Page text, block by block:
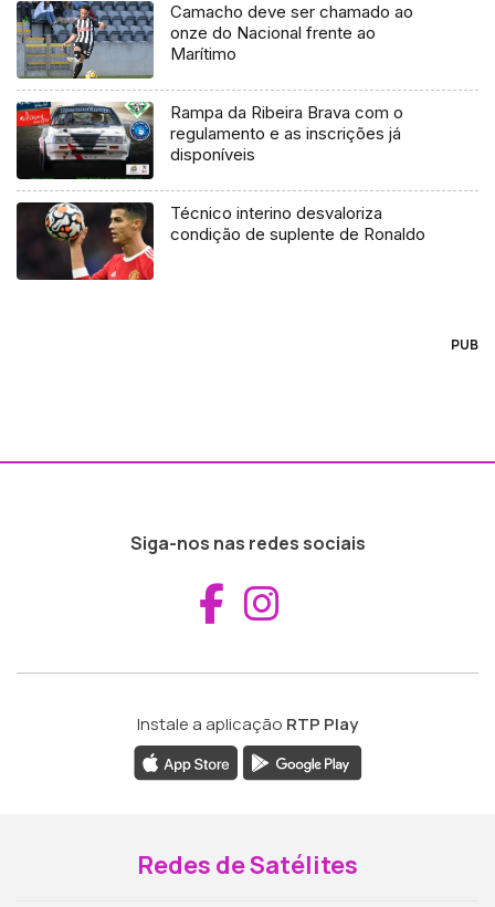
Camacho deve ser chamado ao
onze do Nacional frente ao
Marítimo
Rampa da Ribeira Brava com o
regulamento e as inscrições já
disponíveis
Técnico interino desvaloriza
condição de suplente de Ronaldo
PUB
Siga-nos nas redes sociais
Aceder ao
Instale a aplicação RTP Play
Redes de Satélites